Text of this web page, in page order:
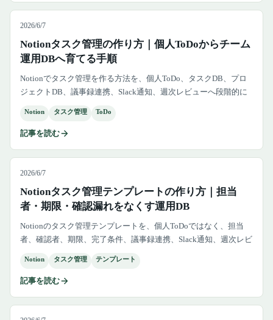
2026/6/7
Notionタスク管理の作り方｜個人ToDoからチーム
運用DBへ育てる手順
Notionでタスク管理を作る方法を、個人ToDo、タスクDB、プロ
ジェクトDB、議事録連携、Slack通知、週次レビューへ段階的に
Notion タスク管理 ToDo
記事を読む
2026/6/7
Notionタスク管理テンプレートの作り方｜担当
者・期限・確認漏れをなくす運用DB
Notionのタスク管理テンプレートを、個人ToDoではなく、担当
者、確認者、期限、完了条件、議事録連携、Slack通知、週次レビ
Notion タスク管理 テンプレート
記事を読む